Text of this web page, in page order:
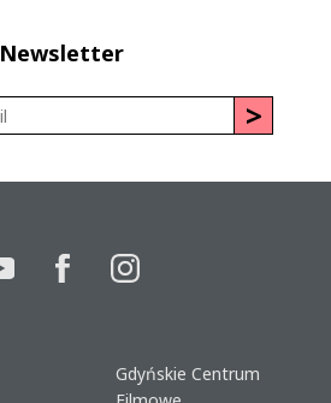
Newsletter
Gdyńskie Centrum